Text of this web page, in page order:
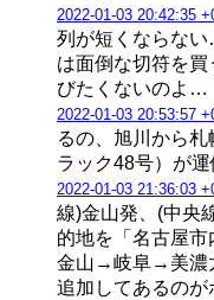
2022-01-03 20:42:35
列が短くならな
は面倒な切符を
びたくないのよ…
2022-01-03 20:53:57
るの、旭川から
ラック48号）が
2022-01-03 21:36:03
線)金山発、(中央
的地を「名古屋市
金山→岐阜→美濃
追加してあるのが